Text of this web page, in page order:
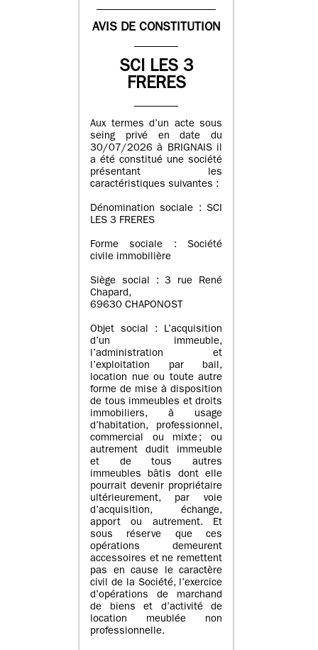
AVIS DE CONSTITUTION
SCI LES 3
FRERES
Aux termes d’un acte sous
seing privé en date du
30/07/2026 à BRIGNAIS il
a été constitué une société
présentant les
caractéristiques suivantes :
Dénomination sociale : SCI
LES 3 FRERES
Forme sociale : Société
civile immobilière
Siège social : 3 rue René
Chapard,
69630 CHAPONOST
Objet social : L’acquisition
d’un immeuble,
l’administration et
l’exploitation par bail,
location nue ou toute autre
forme de mise à disposition
de tous immeubles et droits
immobiliers, à usage
d’habitation, professionnel,
commercial ou mixte ; ou
autrement dudit immeuble
et de tous autres
immeubles bâtis dont elle
pourrait devenir propriétaire
ultérieurement, par voie
d’acquisition, échange,
apport ou autrement. Et
sous réserve que ces
opérations demeurent
accessoires et ne remettent
pas en cause le caractère
civil de la Société, l’exercice
d’opérations de marchand
de biens et d’activité de
location meublée non
professionnelle.